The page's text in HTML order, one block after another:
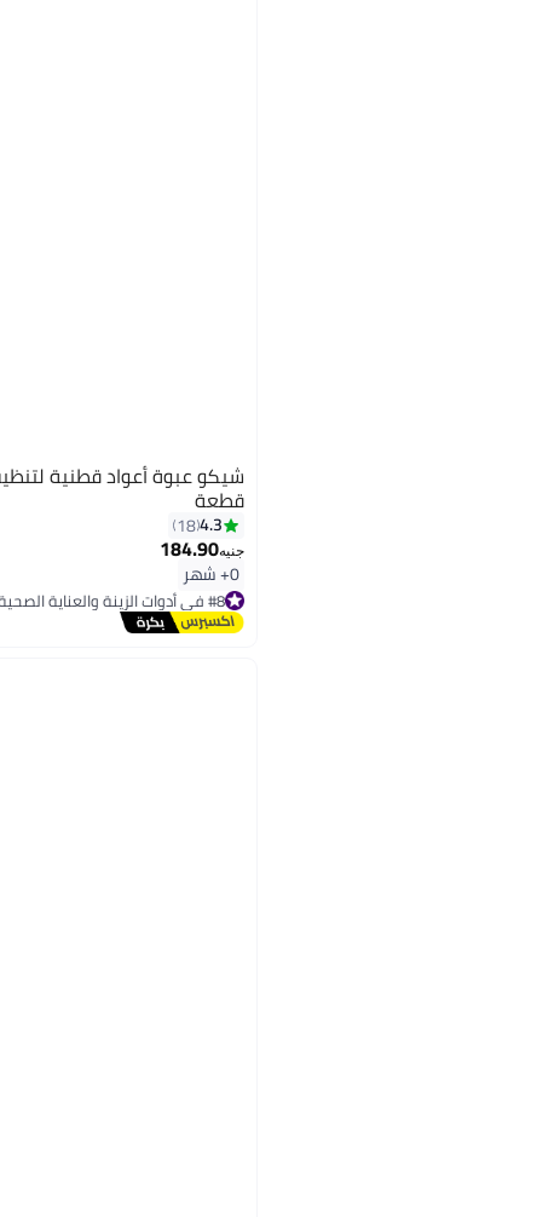
قطعة
4.3
18
جنيه184.90
0+ شهر
#8 في أدوات الزينة والعناية الصحية
أقل سعر في 7 يوم
توصيل مجاني